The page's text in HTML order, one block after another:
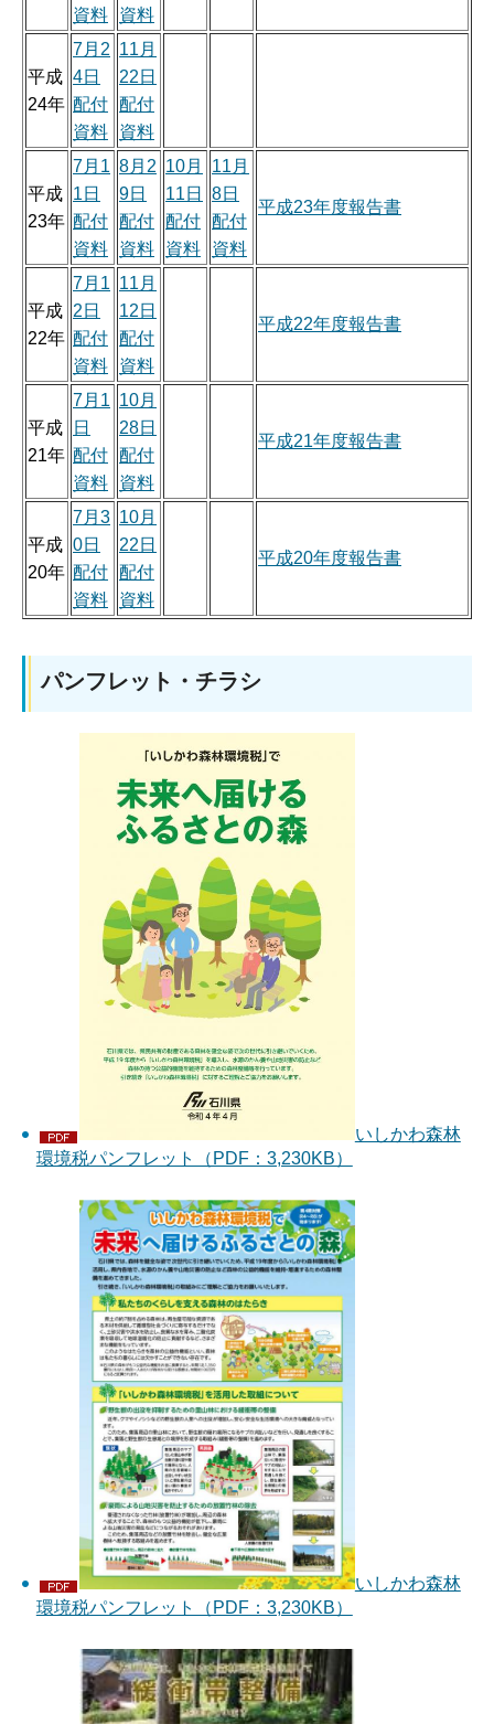
資料
資料
平成
24年
7月2
4日
配付
資料
11月
22日
配付
資料
平成
23年
7月1
1日
配付
資料
8月2
9日
配付
資料
10月
11日
配付
資料
11月
8日
配付
資料
平成23年度報告書
平成
22年
7月1
2日
配付
資料
11月
12日
配付
資料
平成22年度報告書
平成
21年
7月1
日
配付
資料
10月
28日
配付
資料
平成21年度報告書
平成
20年
7月3
0日
配付
資料
10月
22日
配付
資料
平成20年度報告書
パンフレット・チラシ
いしかわ森林
環境税パンフレット（PDF：3,230KB）
いしかわ森林
環境税パンフレット（PDF：3,230KB）